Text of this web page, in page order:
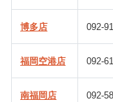
博多店 092-
福岡空港店 092-
南福岡店 092-